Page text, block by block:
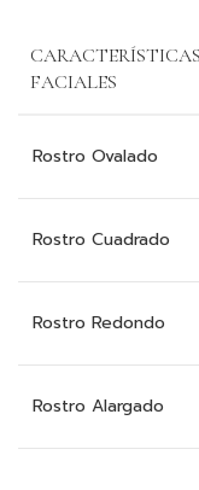
CARACTERÍSTICAS
FACIALES
Rostro Ovalado
Rostro Cuadrado
Rostro Redondo
Rostro Alargado